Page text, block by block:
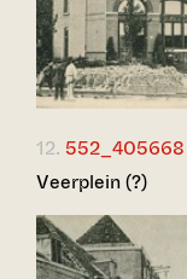
12. 552_405668
Veerplein (?)